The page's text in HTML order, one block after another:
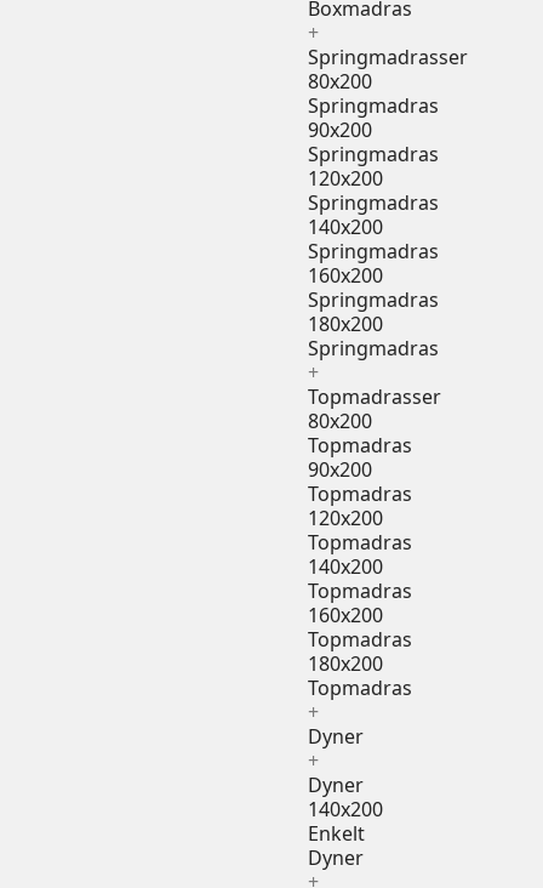
Boxmadras
+
Springmadrasser
80x200
Springmadras
90x200
Springmadras
120x200
Springmadras
140x200
Springmadras
160x200
Springmadras
180x200
Springmadras
+
Topmadrasser
80x200
Topmadras
90x200
Topmadras
120x200
Topmadras
140x200
Topmadras
160x200
Topmadras
180x200
Topmadras
+
Dyner
+
Dyner
140x200
Enkelt
Dyner
+